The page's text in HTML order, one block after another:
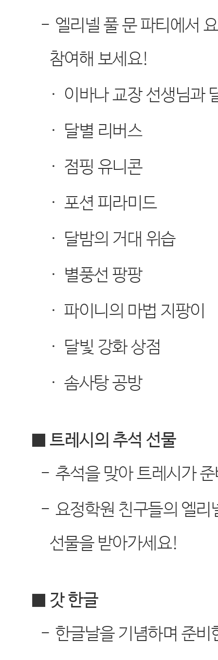
- 엘리넬 풀 문 파티에서
참여해 보세요!
· 이바나 교장 선생님과
· 달별 리버스
· 점핑 유니콘
· 포션 피라미드
· 달밤의 거대 위습
· 별풍선 팡팡
· 파이니의 마법 지팡이
· 달빛 강화 상점
· 솜사탕 공방
■ 트레시의 추석 선물
- 추석을 맞아 트레시가
- 요정학원 친구들의 엘리
선물을 받아가세요!
■ 갓 한글
- 한글날을 기념하며 준